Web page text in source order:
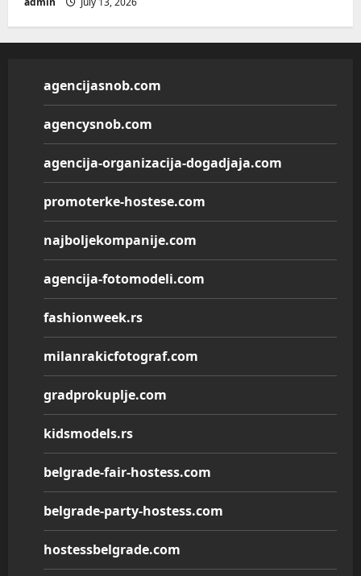
agencijasnob.com
agencysnob.com
agencija-organizacija-dogadjaja.com
promoterke-hostese.com
najboljekompanije.com
agencija-fotomodeli.com
fashionweek.rs
milanrakicfotograf.com
gradprokuplje.com
kidsmodels.rs
belgrade-fair-hostess.com
belgrade-party-hostess.com
hostessbelgrade.com